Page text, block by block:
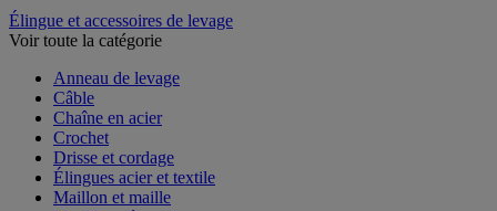
Élingue et accessoires de levage
Anneau de levage
Câble
Chaîne en acier
Crochet
Drisse et cordage
Élingues acier et textile